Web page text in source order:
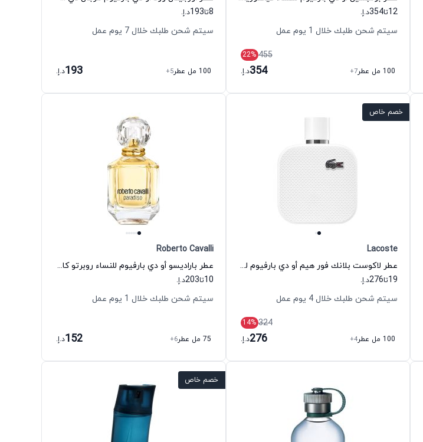
12تا354د.إ.
سيتم شحن طلبك خلال 1 يوم عمل
455
22%
100 مل عطر
+7
354د.إ.
8تا193د.إ.
سيتم شحن طلبك خلال 7 يوم عمل
100 مل عطر +5
193د.إ.
خصم خاص
Lacoste
عطر لاكوست بلانك فور هيم أو دي بارفيوم للرجال لاكوست
19تا276د.إ.
سيتم شحن طلبك خلال 4 يوم عمل
324
14%
100 مل عطر
+4
276د.إ.
Roberto Cavalli
عطر باراديسو أو دي بارفيوم للنساء روبرتو كافالي
10تا203د.إ.
سيتم شحن طلبك خلال 1 يوم عمل
75 مل عطر +6
152د.إ.
خصم خاص